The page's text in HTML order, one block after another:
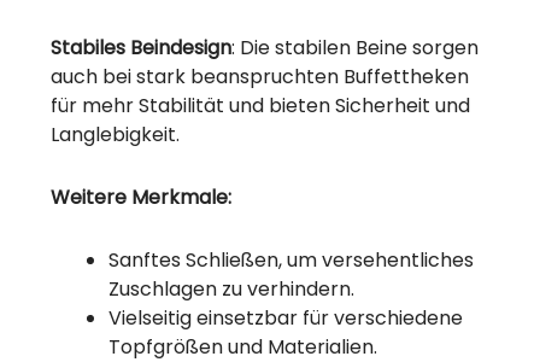
Stabiles Beindesign: Die stabilen Beine sorgen
auch bei stark beanspruchten Buffettheken
für mehr Stabilität und bieten Sicherheit und
Langlebigkeit.
Weitere Merkmale:
Sanftes Schließen, um versehentliches
Zuschlagen zu verhindern.
Vielseitig einsetzbar für verschiedene
Topfgrößen und Materialien.